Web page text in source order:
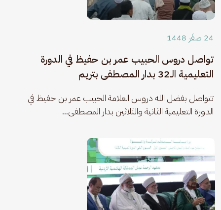
24 صفَر 1448
تواصل دروس الحبيب عمر بن حفيظ في الدورة
التعليمية الـ32 بدار المصطفى بتريم
​تتواصل بفضل الله دروس العلامة الحبيب عمر بن حفيظ في
الدورة التعليمية الثانية والثلاثين بدار المصطفى...